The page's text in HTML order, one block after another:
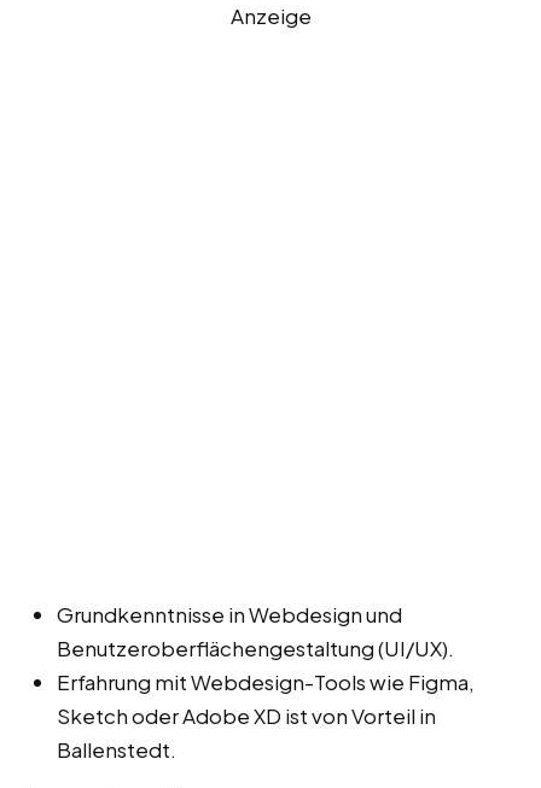
Anzeige
Grundkenntnisse in Webdesign und
Benutzeroberflächengestaltung (UI/UX).
Erfahrung mit Webdesign-Tools wie Figma,
Sketch oder Adobe XD ist von Vorteil in
Ballenstedt.